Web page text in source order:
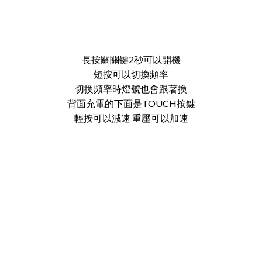
長按關關键2秒可以開機
短按可以切換頻率
切換頻率時燈號也會跟著換
背面充電的下面是TOUCH按鍵
輕按可以減速 重壓可以加速